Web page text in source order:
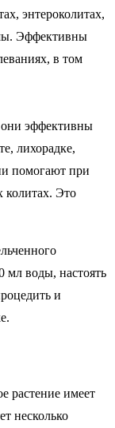
энтероколитах,
Эффективны
в том
они эффективны
лихорадке,
помогают при
колитах. Это
мл воды, настоять
и
растение имеет
несколько